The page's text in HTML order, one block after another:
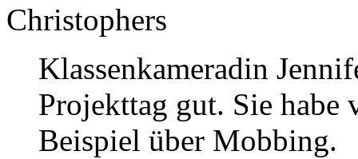
Christophers
Klassenkameradin
Projekttag gut. Sie habe
Beispiel über Mobbing.